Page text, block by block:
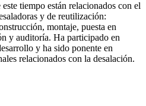
tiempo están relacionados con el
y de reutilización:
montaje, puesta en
y auditoría. Ha participado en
y ha sido ponente en
relacionados con la desalación.